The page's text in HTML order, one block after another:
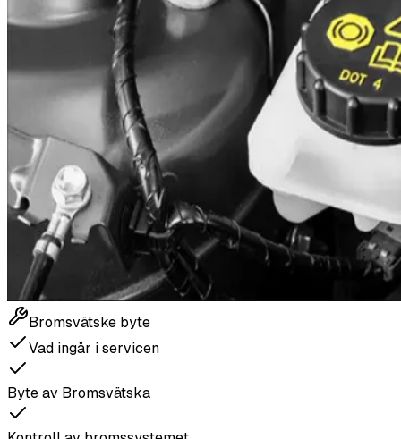
Bromsvätske byte
Vad ingår i servicen
Byte av Bromsvätska